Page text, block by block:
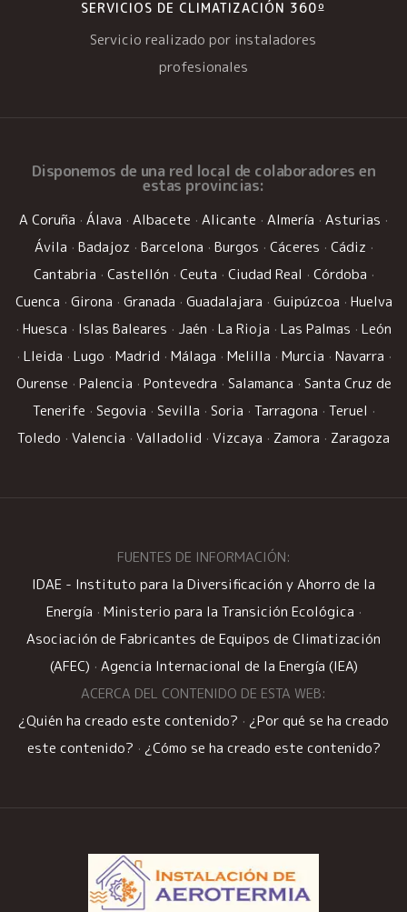
SERVICIOS DE CLIMATIZACIÓN 360º
Servicio realizado por instaladores
profesionales
Disponemos de una red local de colaboradores en
estas provincias:
A Coruña · Álava · Albacete · Alicante · Almería · Asturias ·
Ávila · Badajoz · Barcelona · Burgos · Cáceres · Cádiz ·
Cantabria · Castellón · Ceuta · Ciudad Real · Córdoba ·
Cuenca · Girona · Granada · Guadalajara · Guipúzcoa · Huelva
· Huesca · Islas Baleares · Jaén · La Rioja · Las Palmas · León
· Lleida · Lugo · Madrid · Málaga · Melilla · Murcia · Navarra ·
Ourense · Palencia · Pontevedra · Salamanca · Santa Cruz de
Tenerife · Segovia · Sevilla · Soria · Tarragona · Teruel ·
Toledo · Valencia · Valladolid · Vizcaya · Zamora · Zaragoza
FUENTES DE INFORMACIÓN:
IDAE - Instituto para la Diversificación y Ahorro de la
Energía · Ministerio para la Transición Ecológica ·
Asociación de Fabricantes de Equipos de Climatización
(AFEC) · Agencia Internacional de la Energía (IEA)
ACERCA DEL CONTENIDO DE ESTA WEB:
¿Quién ha creado este contenido? · ¿Por qué se ha creado
este contenido? · ¿Cómo se ha creado este contenido?